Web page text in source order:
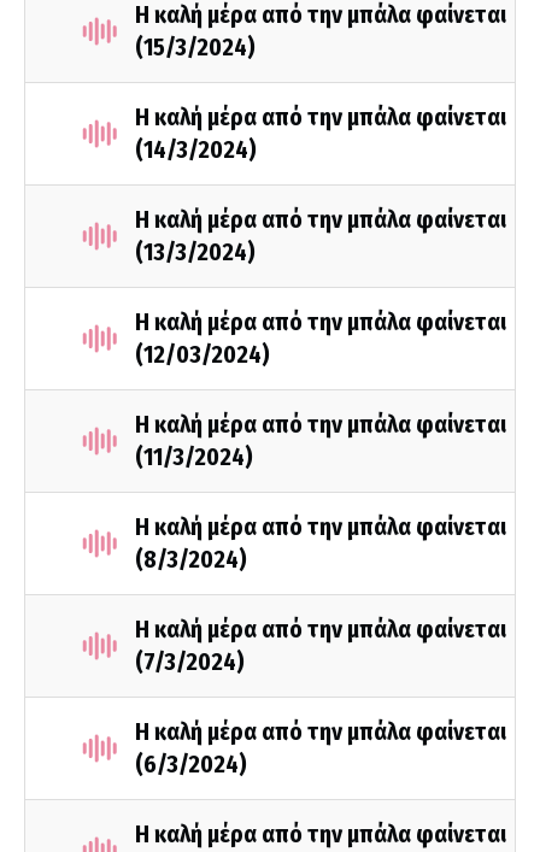
Η καλή μέρα από την μπάλα φαίνεται
(15/3/2024)
Η καλή μέρα από την μπάλα φαίνεται
(14/3/2024)
Η καλή μέρα από την μπάλα φαίνεται
(13/3/2024)
Η καλή μέρα από την μπάλα φαίνεται
(12/03/2024)
Η καλή μέρα από την μπάλα φαίνεται
(11/3/2024)
Η καλή μέρα από την μπάλα φαίνεται
(8/3/2024)
Η καλή μέρα από την μπάλα φαίνεται
(7/3/2024)
Η καλή μέρα από την μπάλα φαίνεται
(6/3/2024)
Η καλή μέρα από την μπάλα φαίνεται